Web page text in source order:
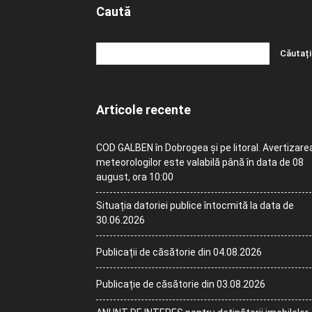
Caută
Articole recente
COD GALBEN în Dobrogea și pe litoral.
meteorologilor este valabilă până în data de 08
august, ora 10:00
Situația datoriei publice întocmită la data de
30.06.2026
Publicații de căsătorie din 04.08.2026
Publicație de căsătorie din 03.08.2026